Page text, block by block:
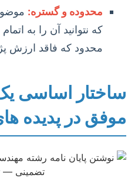
محدوده و گستره:
که نتوانید آن را به
محدود که فاقد ارزش
ساختار اساسی یک
موفق در پدیده